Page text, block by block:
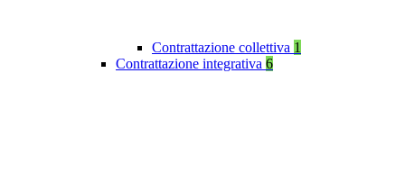
Contrattazione collettiva 1
Contrattazione integrativa 6